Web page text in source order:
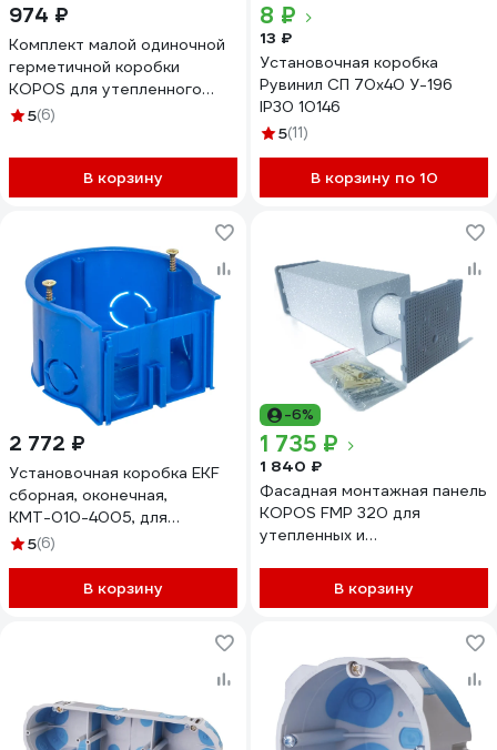
974 ₽
Комплект малой одиночной
герметичной коробки
KOPOS для утепленного
фасада от 80мм KEFZ 80
5(6)
В корзину
8 ₽
13 ₽
Установочная коробка
Рувинил СП 70х40 У-196
IP30 10146
5(11)
В корзину по 10
2 772 ₽
Установочная коробка EKF
сборная, оконечная,
КМТ-010-4005, для
твердых стен, 71х45 plc-
5(6)
В корзину
-6%
1 735 ₽
1 840 ₽
Фасадная монтажная панель
KOPOS FMP 320 для
утепленных и
120x120x320 мм FMP-320
В корзину